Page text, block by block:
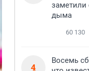
заметили
дыма
60 130
4
Восемь